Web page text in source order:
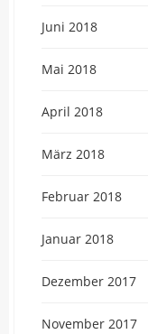
Juni 2018
Mai 2018
April 2018
März 2018
Februar 2018
Januar 2018
Dezember 2017
November 2017